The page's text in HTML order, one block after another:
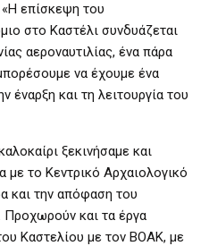
επίσκεψη του
στο Καστέλι συνδυάζεται
αεροναυτιλίας, ένα πάρα
να έχουμε ένα
έναρξη και τη λειτουργία του
ξεκινήσαμε και
με το Κεντρικό Αρχαιολογικό
και την απόφαση του
Προχωρούν και τα έργα
Καστελίου με τον ΒΟΑΚ, με